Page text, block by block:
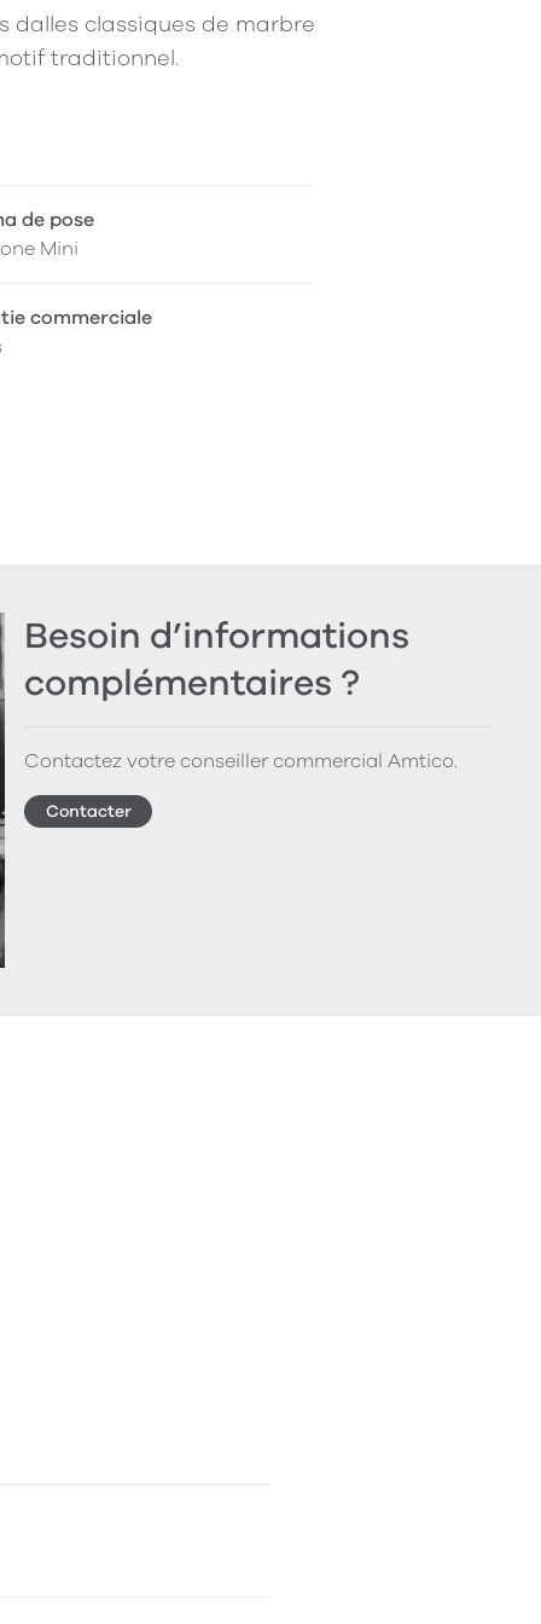
dalles classiques de marbre
traditionnel.
de pose
Mini
commerciale
Besoin d’informations
complémentaires ?
Contactez votre conseiller commercial Amtico.
Contacter